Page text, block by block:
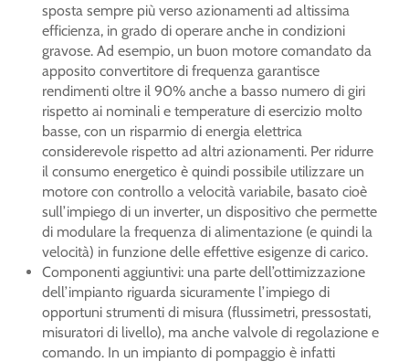
sposta sempre più verso azionamenti ad altissima
efficienza, in grado di operare anche in condizioni
gravose. Ad esempio, un buon motore comandato da
apposito convertitore di frequenza garantisce
rendimenti oltre il 90% anche a basso numero di giri
rispetto ai nominali e temperature di esercizio molto
basse, con un risparmio di energia elettrica
considerevole rispetto ad altri azionamenti. Per ridurre
il consumo energetico è quindi possibile utilizzare un
motore con controllo a velocità variabile, basato cioè
sull’impiego di un inverter, un dispositivo che permette
di modulare la frequenza di alimentazione (e quindi la
velocità) in funzione delle effettive esigenze di carico.
Componenti aggiuntivi: una parte dell’ottimizzazione
dell’impianto riguarda sicuramente l’impiego di
opportuni strumenti di misura (flussimetri, pressostati,
misuratori di livello), ma anche valvole di regolazione e
comando. In un impianto di pompaggio è infatti